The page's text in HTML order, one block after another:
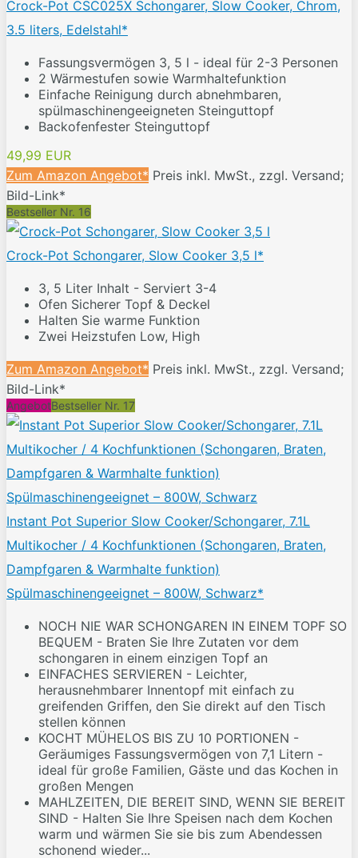
Crock-Pot CSC025X Schongarer, Slow Cooker, Chrom,
3.5 liters, Edelstahl*
Fassungsvermögen 3, 5 l - ideal für 2-3 Personen
2 Wärmestufen sowie Warmhaltefunktion
Einfache Reinigung durch abnehmbaren,
spülmaschinengeeigneten Steinguttopf
Backofenfester Steinguttopf
49,99 EUR
Zum Amazon Angebot* Preis inkl. MwSt., zzgl. Versand;
Bild-Link*
Bestseller Nr. 16
Crock-Pot Schongarer, Slow Cooker 3,5 l*
3, 5 Liter Inhalt - Serviert 3-4
Ofen Sicherer Topf & Deckel
Halten Sie warme Funktion
Zwei Heizstufen Low, High
Zum Amazon Angebot* Preis inkl. MwSt., zzgl. Versand;
Bild-Link*
AngebotBestseller Nr. 17
Instant Pot Superior Slow Cooker/Schongarer, 7.1L
Multikocher / 4 Kochfunktionen (Schongaren, Braten,
Dampfgaren & Warmhalte funktion)
Spülmaschinengeeignet – 800W, Schwarz*
NOCH NIE WAR SCHONGAREN IN EINEM TOPF SO
BEQUEM - Braten Sie Ihre Zutaten vor dem
schongaren in einem einzigen Topf an
EINFACHES SERVIEREN - Leichter,
herausnehmbarer Innentopf mit einfach zu
greifenden Griffen, den Sie direkt auf den Tisch
stellen können
KOCHT MÜHELOS BIS ZU 10 PORTIONEN -
Geräumiges Fassungsvermögen von 7,1 Litern -
ideal für große Familien, Gäste und das Kochen in
großen Mengen
MAHLZEITEN, DIE BEREIT SIND, WENN SIE BEREIT
SIND - Halten Sie Ihre Speisen nach dem Kochen
warm und wärmen Sie sie bis zum Abendessen
schonend wieder...